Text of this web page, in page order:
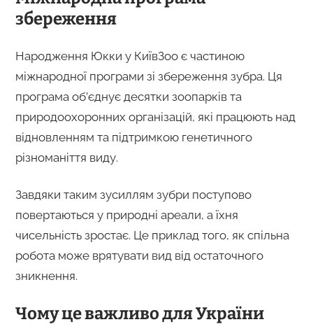
збереження
Народження Юкки у КиївЗоо є частиною
міжнародної програми зі збереження зубра. Ця
програма об’єднує десятки зоопарків та
природоохоронних організацій, які працюють над
відновленням та підтримкою генетичного
різноманіття виду.
Завдяки таким зусиллям зубри поступово
повертаються у природні ареали, а їхня
чисельність зростає. Це приклад того, як спільна
робота може врятувати вид від остаточного
зникнення.
Чому це важливо для України